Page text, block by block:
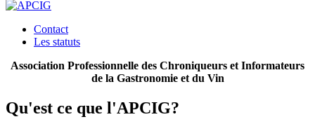
Contact
Les statuts
Association Professionnelle des Chroniqueurs et Informateurs
de la Gastronomie et du Vin
Qu'est ce que l'APCIG?